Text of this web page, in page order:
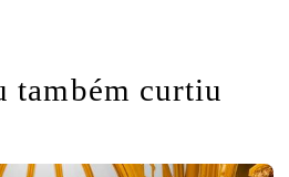
também curtiu